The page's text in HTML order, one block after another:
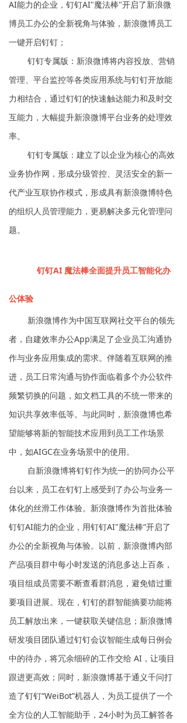
AI能力的企业，钉钉AI"魔法棒"开启了新浪微
博员工办公的全新视角与体验，新浪微博员工
一键开启钉钉；
钉钉专属版：新浪微博将内容投放、营销
管理、平台监控等各类应用系统与钉钉开放能
力相结合，通过钉钉的快速触达能力和及时交
互能力，大幅提升新浪微博平台业务的处理效
率。
钉钉专属版：建立了以企业为核心的高效
业务协作网，形成分级管控、灵活安全的新一
代产业互联协作模式，形成具有新浪微博特色
的组织人员管理能力，更易解决多元化管理问
题。
钉钉AI 魔法棒全面提升员工智能化办
公体验
新浪微博作为中国互联网社交平台的领先
者，自建效率办公App满足了企业员工沟通协
作与业务应用集成的需求。伴随着互联网的推
进，员工日常沟通与协作面临着多个办公软件
频繁切换的问题，如文档工具的不统一带来的
知识共享效率低等。与此同时，新浪微博也希
望能够将新的智能技术应用到员工工作场景
中，如AIGC在业务场景中的使用。
自新浪微博将钉钉作为统一的协同办公平
台以来，员工在钉钉上感受到了办公与业务一
体化的丝滑工作体验。新浪微博作为首批体验
钉钉AI能力的企业，用钉钉AI"魔法棒“开启了
办公的全新视角与体验。以前，新浪微博内部
产品项目群中每小时发送的消息多达上百条，
项目组成员需要不断查看群消息，避免错过重
要项目进展。现在，钉钉的群智能摘要功能将
员工解放出来，一键获取关键信息；新浪微博
研发项目团队通过钉钉会议智能生成每日例会
中的待办，将冗余细碎的工作交给 AI，让项目
跟进更高效；同时，新浪微博基于通义千问打
造了钉钉“WeiBot”机器人，为员工提供了一个
全方位的人工智能助手，24小时为员工解答各